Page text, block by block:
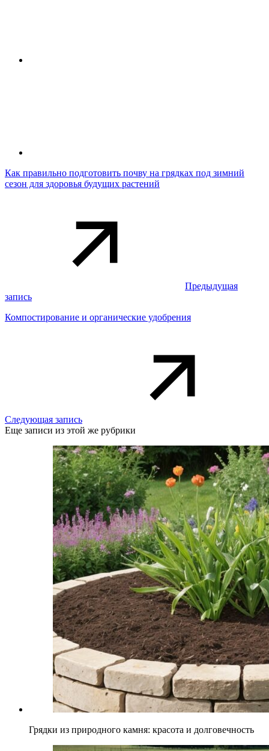
Как правильно подготовить почву на грядках под зимний
сезон для здоровья будущих растений
Предыдущая
запись
Компостирование и органические удобрения
Следующая запись
Еще записи из этой же рубрики
Грядки из природного камня: красота и долговечность